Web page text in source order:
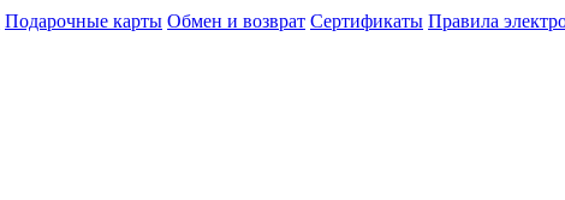
Подарочные карты Обмен и возврат Сертификаты Правила